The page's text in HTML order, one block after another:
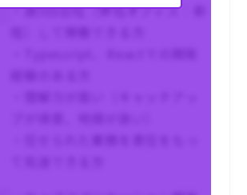
・週5日出社（弊社オフィス：新